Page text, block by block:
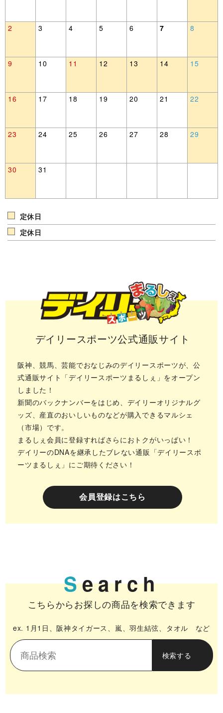
2 3 4 5 6 7 8
9 10 11 12 13 14 15
16 17 18 19 20 21 22
23 24 25 26 27 28 29
30 31
定休日
定休日
デイリースポーツ公式通販サイト
阪神、競馬、芸能でおなじみのデイリースポーツが、公
式通販サイト「デイリースポーツまるしぇ」をオープン
しました！
新聞のバックナンバーをはじめ、デイリーオリジナルグ
ッズ、産直のおいしいものなどが購入できるマルシェ
（市場）です。
まるしぇ会員に登録すればさらにおトクがいっぱい！
デイリーのDNAを継承したブレない通販「デイリースポ
ーツまるしぇ」にご期待ください！
会員登録はこちら
Search
こちらからお探しの商品を検索できます
ex. 1月1日、阪神タイガース、嵐、羽生結弦、タオル など